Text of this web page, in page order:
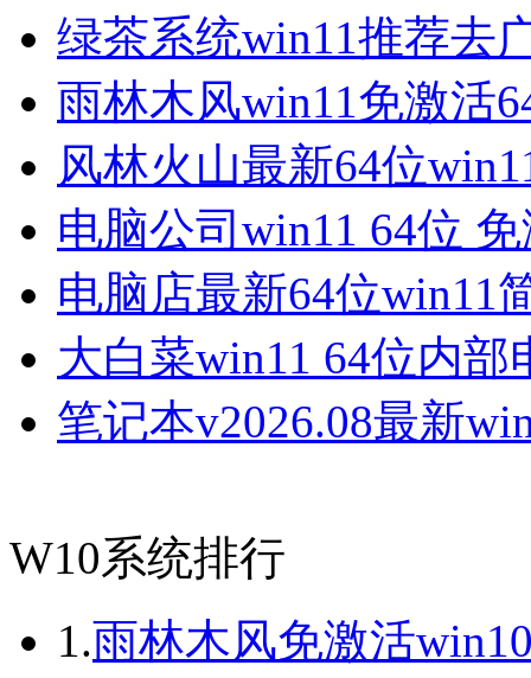
绿茶系统win11推荐去
雨林木风win11免激活
风林火山最新64位
电脑公司win11 64位
电脑店最新64位win11
大白菜win11 64位内
笔记本v2026.08最新
W10系统排行
1.雨林木风免激活